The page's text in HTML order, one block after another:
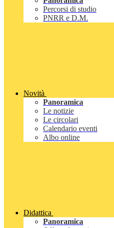
Percorsi di studio
PNRR e D.M.
Novità
Panoramica
Le notizie
Le circolari
Calendario eventi
Albo online
Didattica
Panoramica